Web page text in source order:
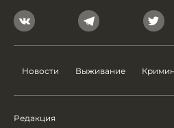
Новости Выживание
Редакция